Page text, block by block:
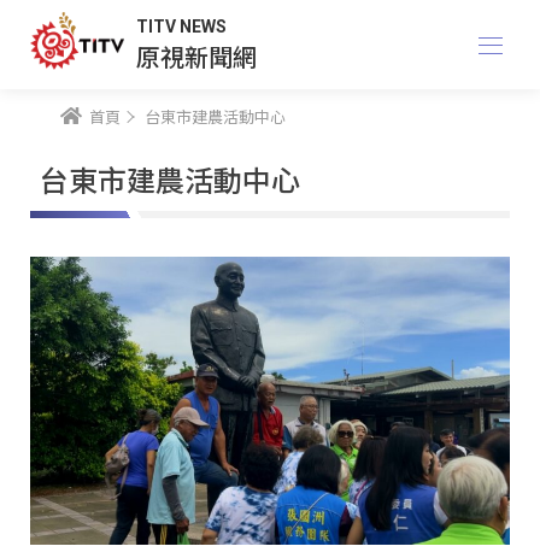
TITV NEWS
原視新聞網
首頁 台東市建農活動中心
台東市建農活動中心